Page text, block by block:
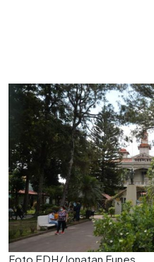
Foto EDH/Jonatan Funes